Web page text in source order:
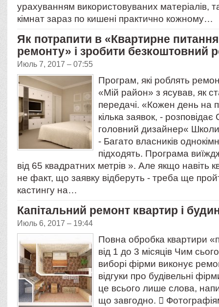
урахуванням використовуваних матеріалів,
кімнат зараз по кишені практично кожному…
Як потрапити в «Квартирне
ремонту» і зробити безкоштовний
Июль 7, 2017 – 07:55
Програм, які роблять
«Мій район» з ясував, як
передачі. «Кожен день на
кілька заявок, -
головний дизайнер«
- Багато власників
підходять. Програма
від 65 квадратних метрів ». Але якщо навіть
не факт, що заявку відберуть - треба ще
кастингу на…
Капітальний ремонт квартир і
Июль 6, 2017 – 19:44
Повна обробка квартири
від 1 до 3 місяців Чим
виборі фірми виконує
відгуки про будівельні
це всього лише слова,
що завгодно. 